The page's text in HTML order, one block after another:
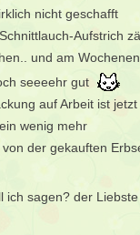
nicht geschafft
Aufstrich
und am
seeeehr gut
auf Arbeit ist
wenig mehr
der gekauften
ich sagen? der